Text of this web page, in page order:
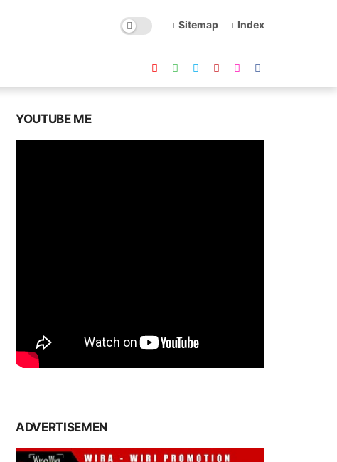
Sitemap Index
YOUTUBE ME
ADVERTISEMEN